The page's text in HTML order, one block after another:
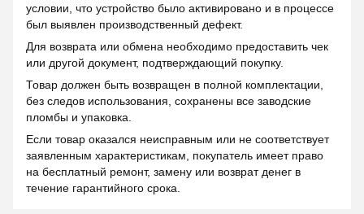
условии, что устройство было активировано и в процессе
был выявлен производственный дефект.
Для возврата или обмена необходимо предоставить чек
или другой документ, подтверждающий покупку.
Товар должен быть возвращен в полной комплектации,
без следов использования, сохранены все заводские
пломбы и упаковка.
Если товар оказался неисправным или не соответствует
заявленным характеристикам, покупатель имеет право
на бесплатный ремонт, замену или возврат денег в
течение гарантийного срока.